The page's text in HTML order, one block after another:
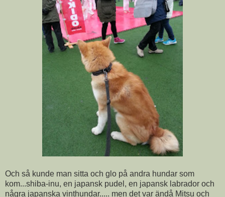
Och så kunde man sitta och glo på andra hundar som
kom...shiba-inu, en japansk pudel, en japansk labrador och
några japanska vinthundar..... men det var ändå Mitsu och